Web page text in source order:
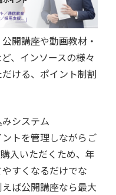
開講座や動画教材・
、インソースの様々
ける、ポイント制割
システム
トを管理しながらご
入いただくため、年
すくなるだけでな
ば公開講座なら最大